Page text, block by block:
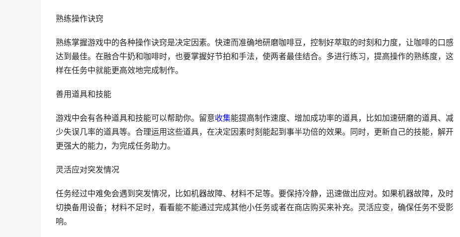
熟练操作诀窍
熟练掌握游戏中的各种操作诀窍是决定因素。快速而准确地研磨咖啡豆，控制好萃取的时刻和力度，让咖啡的口感
达到最佳。在融合牛奶和咖啡时，也要掌握好节拍和手法，使两者最佳结合。多进行练习，提高操作的熟练度，这
样在任务中就能更高效地完成制作。
善用道具和技能
游戏中会有各种道具和技能可以帮助你。留意收集能提高制作速度、增加成功率的道具，比如加速研磨的道具、减
少失误几率的道具等。合理运用这些道具，在决定因素时刻能起到事半功倍的效果。同时，更新自己的技能，解开
更强大的能力，为完成任务助力。
灵活应对突发情况
任务经过中难免会遇到突发情况，比如机器故障、材料不足等。要保持冷静，迅速做出应对。如果机器故障，及时
切换备用设备；材料不足时，看看能不能通过完成其他小任务或者在商店购买来补充。灵活应变，确保任务不受影
响。